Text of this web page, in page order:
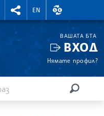
RIGHTMENU.SOCIAL
EN
ВАЛУТНИ
ВАШАТА БТА
ВХОД
Нямате профил?